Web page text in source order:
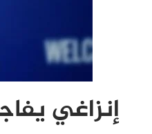
إنزاغي